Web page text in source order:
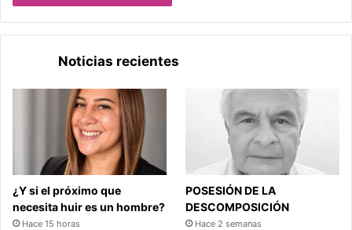
Noticias recientes
¿Y si el próximo que
necesita huir es un hombre?
Hace 15 horas
POSESIÓN DE LA
DESCOMPOSICIÓN
Hace 2 semanas